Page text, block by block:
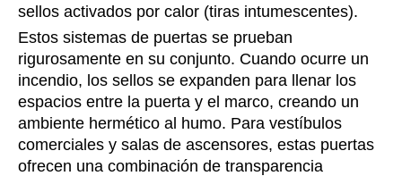
sellos activados por calor (tiras intumescentes).
Estos sistemas de puertas se prueban
rigurosamente en su conjunto. Cuando ocurre un
incendio, los sellos se expanden para llenar los
espacios entre la puerta y el marco, creando un
ambiente hermético al humo. Para vestíbulos
comerciales y salas de ascensores, estas puertas
ofrecen una combinación de transparencia